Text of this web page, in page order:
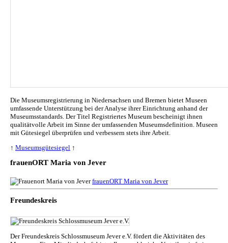
Die Museumsregistrierung in Niedersachsen und Bremen bietet Museen
umfassende Unterstützung bei der Analyse ihrer Einrichtung anhand der
Museumsstandards. Der Titel Registriertes Museum bescheinigt ihnen
qualitätvolle Arbeit im Sinne der umfassenden Museumsdefinition. Museen
mit Gütesiegel überprüfen und verbessern stets ihre Arbeit.
↑ Museumsgütesiegel ↑
frauenORT Maria von Jever
frauenORT Maria von Jever
Freundeskreis
Der Freundeskreis Schlossmuseum Jever e.V. fördert die Aktivitäten des